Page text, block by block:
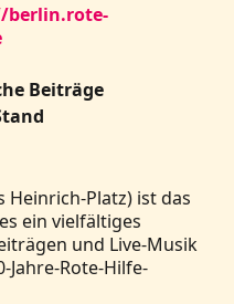
berlin.rote-
Beiträge
Heinrich-Platz) ist das
ein vielfältiges
und Live-Musik
Jahre-Rote-Hilfe-